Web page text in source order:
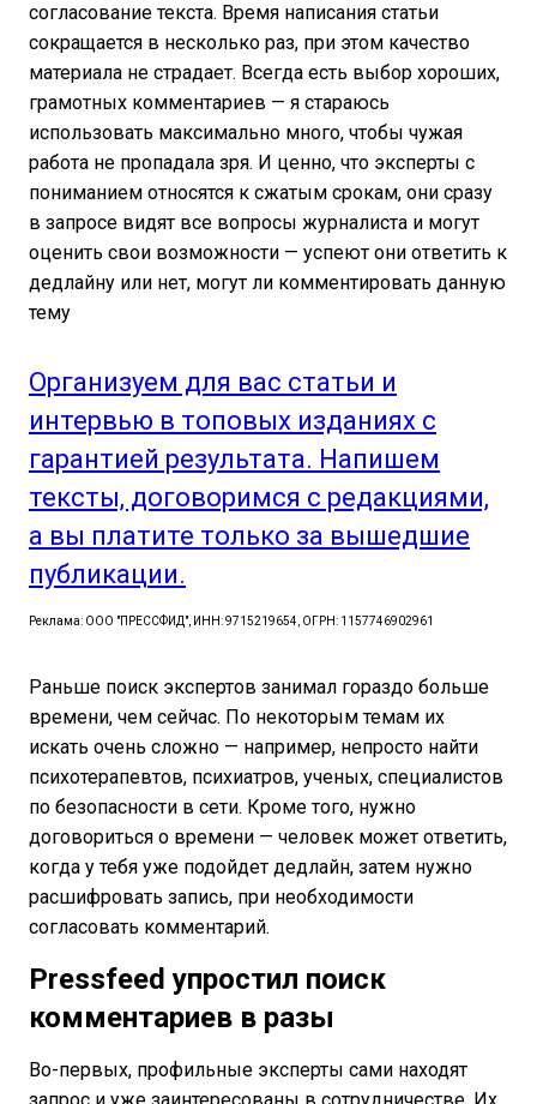
согласование текста. Время написания статьи
сокращается в несколько раз, при этом качество
материала не страдает. Всегда есть выбор хороших,
грамотных комментариев — я стараюсь
использовать максимально много, чтобы чужая
работа не пропадала зря. И ценно, что эксперты с
пониманием относятся к сжатым срокам, они сразу
в запросе видят все вопросы журналиста и могут
оценить свои возможности — успеют они ответить к
дедлайну или нет, могут ли комментировать данную
тему
Организуем для вас статьи и
интервью в топовых изданиях с
гарантией результата. Напишем
тексты, договоримся с редакциями,
а вы платите только за вышедшие
публикации.
Реклама: ООО "ПРЕССФИД", ИНН: 9715219654, ОГРН: 1157746902961
Раньше поиск экспертов занимал гораздо больше
времени, чем сейчас. По некоторым темам их
искать очень сложно — например, непросто найти
психотерапевтов, психиатров, ученых, специалистов
по безопасности в сети. Кроме того, нужно
договориться о времени — человек может ответить,
когда у тебя уже подойдет дедлайн, затем нужно
расшифровать запись, при необходимости
согласовать комментарий.
Pressfeed упростил поиск
комментариев в разы
Во-первых, профильные эксперты сами находят